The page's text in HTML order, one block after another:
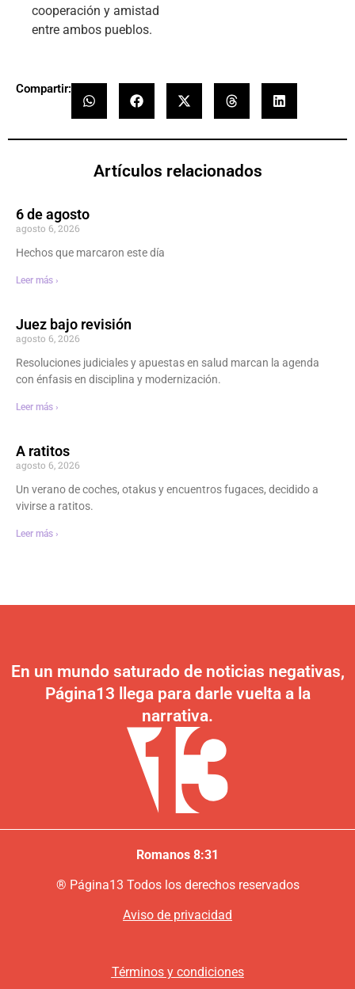
cooperación y amistad
entre ambos pueblos.
Compartir:
Artículos relacionados
6 de agosto
agosto 6, 2026
Hechos que marcaron este día
Leer más ›
Juez bajo revisión
agosto 6, 2026
Resoluciones judiciales y apuestas en salud marcan la agenda
con énfasis en disciplina y modernización.
Leer más ›
A ratitos
agosto 6, 2026
Un verano de coches, otakus y encuentros fugaces, decidido a
vivirse a ratitos.
Leer más ›
En un mundo saturado de noticias negativas,
Página13 llega para darle vuelta a la
narrativa.
Romanos 8:31
® Página13 Todos los derechos reservados
Aviso de privacidad
Términos y condiciones